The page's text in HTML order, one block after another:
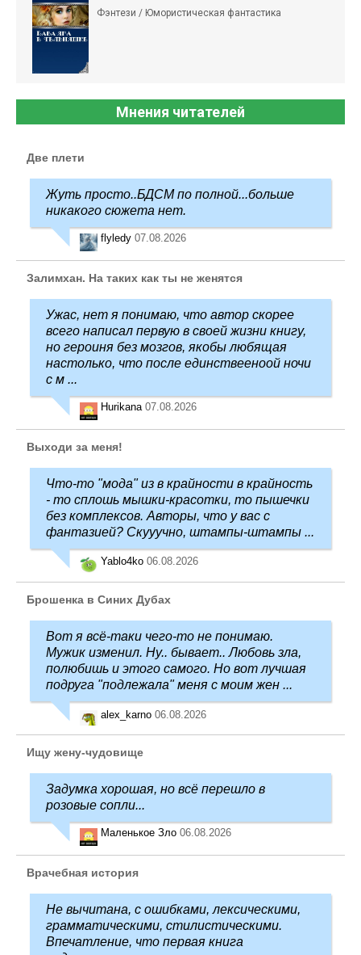
Фэнтези / Юмористическая фантастика
Мнения читателей
Две плети
Жуть просто..БДСМ по полной...больше
никакого сюжета нет.
flyledy 07.08.2026
Залимхан. На таких как ты не женятся
Ужас, нет я понимаю, что автор скорее
всего написал первую в своей жизни книгу,
но героиня без мозгов, якобы любящая
настолько, что после единствееноой ночи
с м ...
Hurikana 07.08.2026
Выходи за меня!
Что-то "мода" из в крайности в крайность
- то сплошь мышки-красотки, то пышечки
без комплексов. Авторы, что у вас с
фантазией? Скууучно, штампы-штампы ...
Yablo4ko 06.08.2026
Брошенка в Синих Дубах
Вот я всё-таки чего-то не понимаю.
Мужик изменил. Ну.. бывает.. Любовь зла,
полюбишь и этого самого. Но вот лучшая
подруга "подлежала" меня с моим жен ...
alex_karno 06.08.2026
Ищу жену-чудовище
Задумка хорошая, но всё перешло в
розовые сопли...
Маленькое Зло 06.08.2026
Врачебная история
Не вычитана, с ошибками, лексическими,
грамматическими, стилистическими.
Впечатление, что первая книга